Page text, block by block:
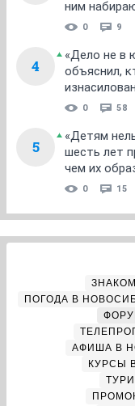
ним
0 9
4
«Дело не в
объяснил,
0 58
5
«Детям
шесть лет
чем их
0 15
ПОГОДА В
АФИША В
КУРСЫ